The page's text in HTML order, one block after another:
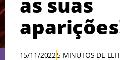
15/11/20225 MINUTOS DE